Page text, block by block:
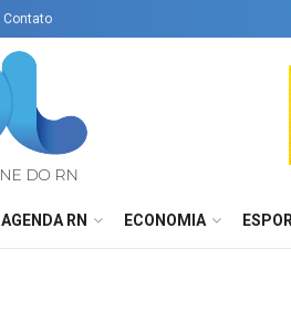
Contato
AGENDA RN ECONOMIA